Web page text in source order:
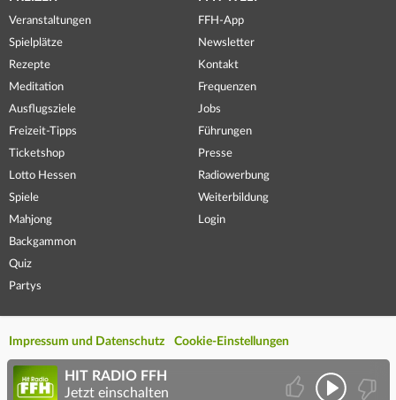
Veranstaltungen
Spielplätze
Rezepte
Meditation
Ausflugsziele
Freizeit-Tipps
Ticketshop
Lotto Hessen
Spiele
Mahjong
Backgammon
Quiz
Partys
FFH-App
Newsletter
Kontakt
Frequenzen
Jobs
Führungen
Presse
Radiowerbung
Weiterbildung
Login
Impressum und Datenschutz Cookie-Einstellungen
HIT RADIO FFH
Jetzt einschalten